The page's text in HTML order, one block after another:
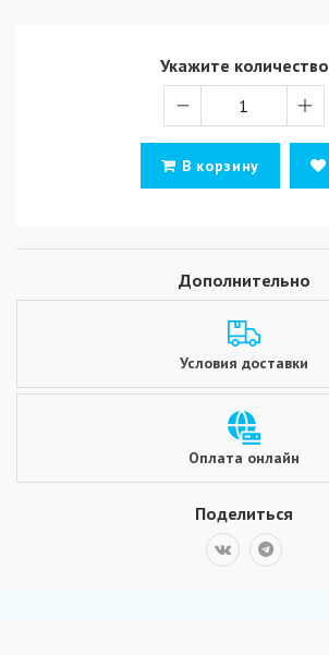
Укажите количество
В корзину
Дополнительно
Условия доставки
Оплата онлайн
Поделиться